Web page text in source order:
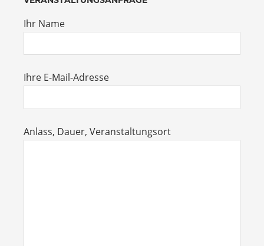
Ihr Name
Ihre E-Mail-Adresse
Anlass, Dauer, Veranstaltungsort